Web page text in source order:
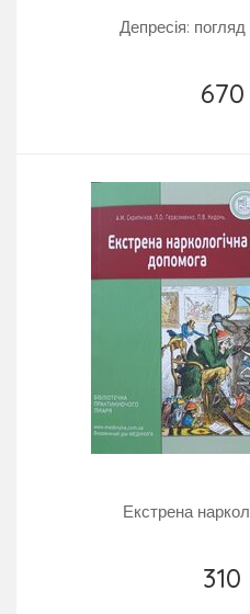
Депресія:
670
Екстрена
310